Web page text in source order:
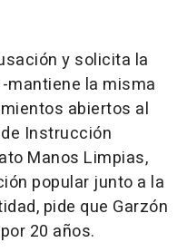
y solicita la
mantiene la misma
abiertos al
Instrucción
Manos Limpias,
popular junto a la
pide que Garzón
20 años.